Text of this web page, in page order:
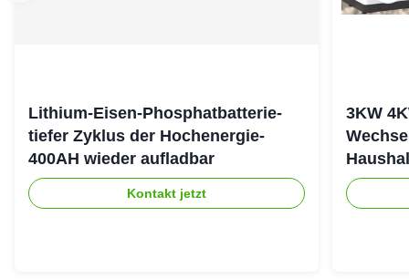
Lithium-Eisen-Phosphatbatterie-
tiefer Zyklus der Hochenergie-
400AH wieder aufladbar
Kontakt jetzt
3KW